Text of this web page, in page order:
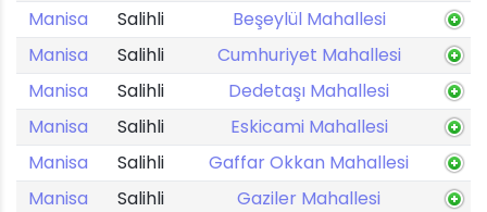
Manisa
Salihli
Beşeylül Mahallesi
Manisa
Salihli
Cumhuriyet Mahallesi
Manisa
Salihli
Dedetaşı Mahallesi
Manisa
Salihli
Eskicami Mahallesi
Manisa
Salihli
Gaffar Okkan Mahallesi
Manisa
Salihli
Gaziler Mahallesi